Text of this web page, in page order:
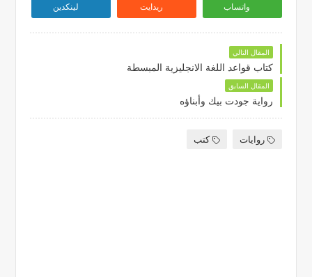
واتساب ريدايت لينكدين
المقال التالي
كتاب قواعد اللغة الانجليزية المبسطة
المقال السابق
رواية جودت بيك وأبناؤه
روايات كتب